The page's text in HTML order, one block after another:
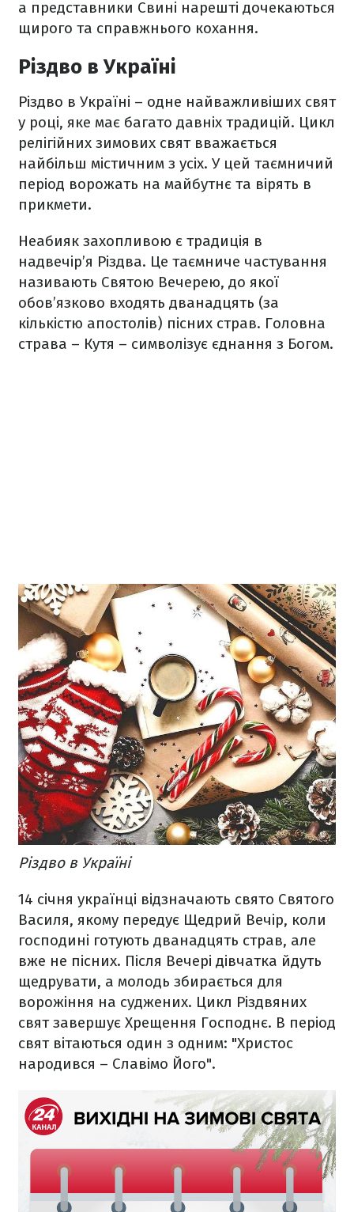
а представники Свині нарешті дочекаються
щирого та справжнього кохання.
Різдво в Україні
Різдво в Україні – одне найважливіших свят
у році, яке має багато давніх традицій. Цикл
релігійних зимових свят вважається
найбільш містичним з усіх. У цей таємничий
період ворожать на майбутнє та вірять в
прикмети.
Неабияк захопливою є традиція в
надвечір’я Різдва. Це таємниче частування
називають Святою Вечерею, до якої
обов’язково входять дванадцять (за
кількістю апостолів) пісних страв. Головна
страва – Кутя – символізує єднання з Богом.
Різдво в Україні
14 січня українці відзначають свято Святого
Василя, якому передує Щедрий Вечір, коли
господині готують дванадцять страв, але
вже не пісних. Після Вечері дівчатка йдуть
щедрувати, а молодь збирається для
ворожіння на суджених. Цикл Різдвяних
свят завершує Хрещення Господнє. В період
свят вітаються один з одним: "Христос
народився – Славімо Його".